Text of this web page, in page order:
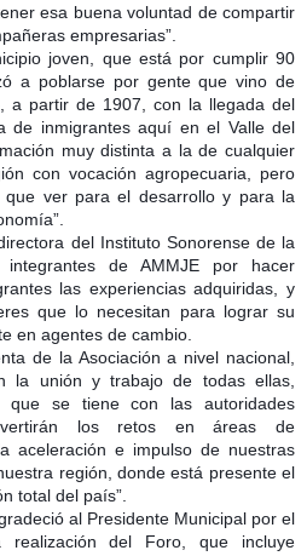
esa buena voluntad de compartir
empresarias”.
joven, que está por cumplir 90
a poblarse por gente que vino de
a partir de 1907, con la llegada del
de inmigrantes aquí en el Valle del
muy distinta a la de cualquier
con vocación agropecuaria, pero
ver para el desarrollo y para la
del Instituto Sonorense de la
de AMMJE por hacer
las experiencias adquiridas, y
que lo necesitan para lograr su
en agentes de cambio.
de la Asociación a nivel nacional,
la unión y trabajo de todas ellas,
se tiene con las autoridades
los retos en áreas de
aceleración e impulso de nuestras
región, donde está presente el
total del país”.
al Presidente Municipal por el
realización del Foro, que incluye